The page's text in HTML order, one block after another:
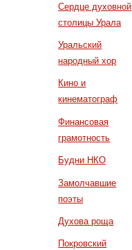
Сердце духовной
столицы Урала
Уральский
народный хор
Кино и
кинематограф
Финансовая
грамотность
Будни НКО
Замолчавшие
поэты
Духова роща
Покровский